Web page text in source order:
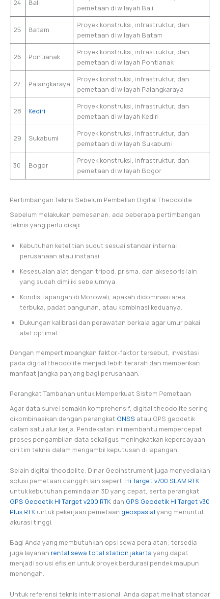
24 Bali
pemetaan di wilayah Bali
25 Batam
Proyek konstruksi, infrastruktur, dan
pemetaan di wilayah Batam
26 Pontianak
Proyek konstruksi, infrastruktur, dan
pemetaan di wilayah Pontianak
27 Palangkaraya
Proyek konstruksi, infrastruktur, dan
pemetaan di wilayah Palangkaraya
28 Kediri
Proyek konstruksi, infrastruktur, dan
pemetaan di wilayah Kediri
29 Sukabumi
Proyek konstruksi, infrastruktur, dan
pemetaan di wilayah Sukabumi
30 Bogor
Proyek konstruksi, infrastruktur, dan
pemetaan di wilayah Bogor
Pertimbangan Teknis Sebelum Pembelian Digital Theodolite
Sebelum melakukan pemesanan, ada beberapa pertimbangan
teknis yang perlu dikaji:
Kebutuhan ketelitian sudut sesuai standar internal
perusahaan atau instansi.
Kesesuaian alat dengan tripod, prisma, dan aksesoris lain
yang sudah dimiliki sebelumnya.
Kondisi lapangan di Morowali, apakah didominasi area
terbuka, padat bangunan, atau kombinasi keduanya.
Dukungan kalibrasi dan perawatan berkala agar umur pakai
alat optimal.
Dengan mempertimbangkan faktor-faktor tersebut, investasi
pada digital theodolite menjadi lebih terarah dan memberikan
manfaat jangka panjang bagi perusahaan.
Perangkat Tambahan untuk Memperkuat Sistem Pemetaan
Agar data survei semakin komprehensif, digital theodolite sering
dikombinasikan dengan perangkat GNSS atau GPS geodetik
dalam satu alur kerja. Pendekatan ini membantu mempercepat
proses pengambilan data sekaligus meningkatkan kepercayaan
diri tim teknis dalam mengambil keputusan di lapangan.
Selain digital theodolite, Dinar Geoinstrument juga menyediakan
solusi pemetaan canggih lain seperti Hi Target v700 SLAM RTK
untuk kebutuhan pemindaian 3D yang cepat, serta perangkat
GPS Geodetik HI Target v200 RTK dan GPS Geodetik HI Target v30
Plus RTK untuk pekerjaan pemetaan geospasial yang menuntut
akurasi tinggi.
Bagi Anda yang membutuhkan opsi sewa peralatan, tersedia
juga layanan rental sewa total station jakarta yang dapat
menjadi solusi efisien untuk proyek berdurasi pendek maupun
menengah.
Untuk referensi teknis internasional, Anda dapat melihat standar